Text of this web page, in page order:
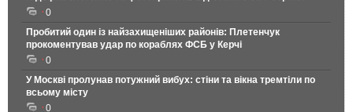
0
Пробитий один із найзахищеніших районів: Плетенчук
прокоментував удар по кораблях ФСБ у Керчі
0
У Москві пролунав потужний вибух: стіни та вікна тремтіли по
всьому місту
0